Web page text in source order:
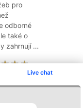
Live chat
pro
odborné
také o
zahrnují ...